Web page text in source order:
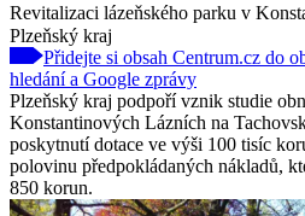
Revitalizaci lázeňského parku v
Plzeňský kraj
Přidejte si obsah Centrum.cz do
hledání a Google zprávy
Plzeňský kraj podpoří vznik studie
Konstantinových Lázních na
poskytnutí dotace ve výši 100 tisíc
polovinu předpokládaných nákladů,
850 korun.